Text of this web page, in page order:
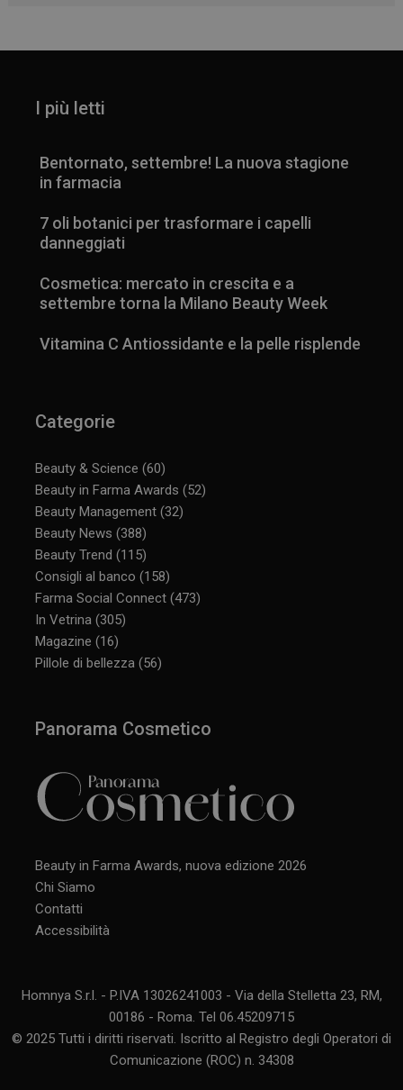
I più letti
Bentornato, settembre! La nuova stagione
in farmacia
7 oli botanici per trasformare i capelli
danneggiati
Cosmetica: mercato in crescita e a
settembre torna la Milano Beauty Week
Vitamina C Antiossidante e la pelle risplende
Categorie
Beauty & Science (60)
Beauty in Farma Awards (52)
Beauty Management (32)
Beauty News (388)
Beauty Trend (115)
Consigli al banco (158)
Farma Social Connect (473)
In Vetrina (305)
Magazine (16)
Pillole di bellezza (56)
Panorama Cosmetico
Beauty in Farma Awards, nuova edizione 2026
Chi Siamo
Contatti
Accessibilità
Homnya S.r.l. - P.IVA 13026241003 - Via della Stelletta 23, RM,
00186 - Roma. Tel 06.45209715
© 2025 Tutti i diritti riservati. Iscritto al Registro degli Operatori di
Comunicazione (ROC) n. 34308